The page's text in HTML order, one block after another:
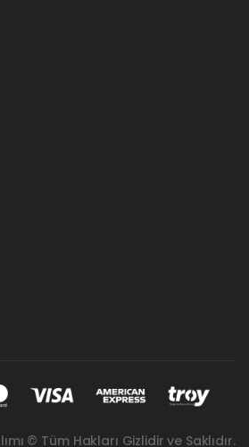
© Tüm Hakları Gizlidir ve Saklıdır.